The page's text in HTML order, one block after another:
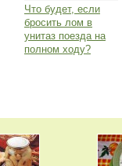
Что будет, если
бросить лом в
унитаз поезда на
полном ходу?